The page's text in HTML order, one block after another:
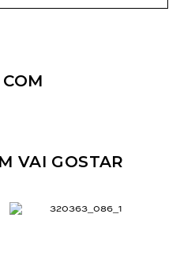
que você deseja:
VAI GOSTAR